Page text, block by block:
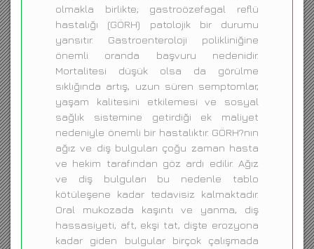
olmakla birlikte; gastroözefagal reflü
hastalığı (GÖRH) patolojik bir durumu
yansıtır. Gastroenteroloji polikliniğine
önemli oranda başvuru nedenidir.
Mortalitesi düşük olsa da görülme
sıklığında artış, uzun süren semptomlar,
yaşam kalitesini etkilemesi ve sosyal
sağlık sistemine getirdiği ek maliyet
nedeniyle önemli bir hastalıktır. GÖRH?nın
ağız ve diş bulguları çoğu zaman hasta
ve hekim tarafından göz ardı edilir. Ağız
ve diş bulguları bu nedenle tablo
kötüleşene kadar tedavisiz kalmaktadır.
Oral mukozada kaşıntı ve yanma, diş
hassasiyeti, aft, ekşi tat, dişte erozyona
kadar giden bulgular birçok çalışmada